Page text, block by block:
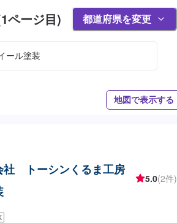
ページ目) 都道府県を変更
ール塗装
地図で表示する
社 トーシンくるま工房
5.0(2件)